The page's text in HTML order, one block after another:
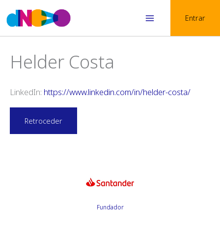
to
content
Entrar
Helder Costa
LinkedIn: https://www.linkedin.com/in/helder-costa/
Retroceder
Fundador